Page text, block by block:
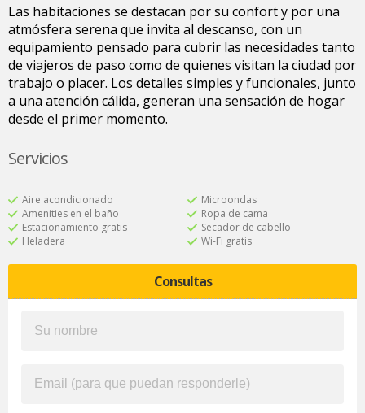
Las habitaciones se destacan por su confort y por una
atmósfera serena que invita al descanso, con un
equipamiento pensado para cubrir las necesidades tanto
de viajeros de paso como de quienes visitan la ciudad por
trabajo o placer. Los detalles simples y funcionales, junto
a una atención cálida, generan una sensación de hogar
desde el primer momento.
Servicios
Aire acondicionado
Amenities en el baño
Estacionamiento gratis
Heladera
Microondas
Ropa de cama
Secador de cabello
Wi-Fi gratis
Consultas